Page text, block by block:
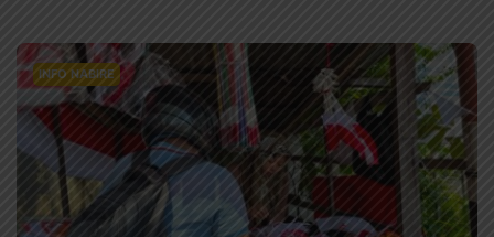
INFO NABIRE